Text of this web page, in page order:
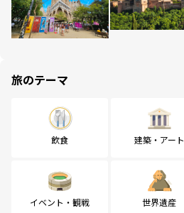
旅のテーマ
飲食 建築・アート
イベント・観戦 世界遺産